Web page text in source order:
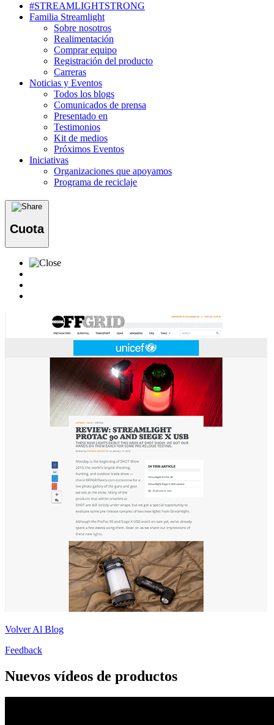
#STREAMLIGHTSTRONG
Familia Streamlight
Sobre nosotros
Realimentación
Comprar equipo
Registración del producto
Carreras
Noticias y Eventos
Todos los blogs
Comunicados de prensa
Presentado en
Testimonios
Kit de medios
Próximos Eventos
Iniciativas
Organizaciones que apoyamos
Programa de reciclaje
Cuota
Volver Al Blog
Feedback
Nuevos vídeos de productos